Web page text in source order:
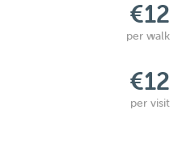
€12
per walk
€12
per visit